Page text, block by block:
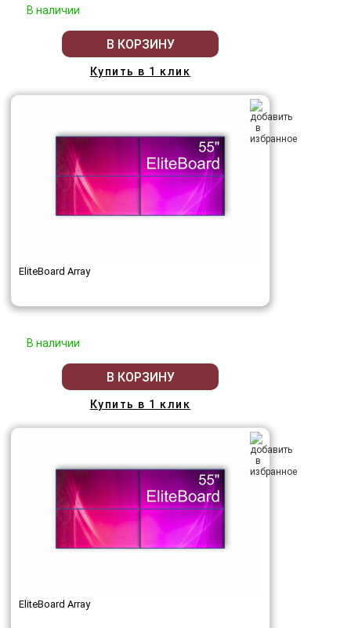
В наличии
В КОРЗИНУ
Купить в 1 клик
EliteBoard Array
В наличии
В КОРЗИНУ
Купить в 1 клик
EliteBoard Array